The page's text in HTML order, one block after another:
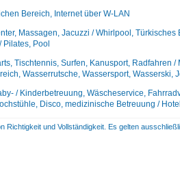
Bereich, Internet über W-LAN
Massagen, Jacuzzi / Whirlpool,
Pilates, Pool
Tischtennis, Surfen, Kanusport, Radfahren
Wasserrutsche, Wassersport, Wasserski,
/ Kinderbetreuung, Wäscheservice,
Disco, medizinische Betreuung /
Richtigkeit und Vollständigkeit. Es gelten